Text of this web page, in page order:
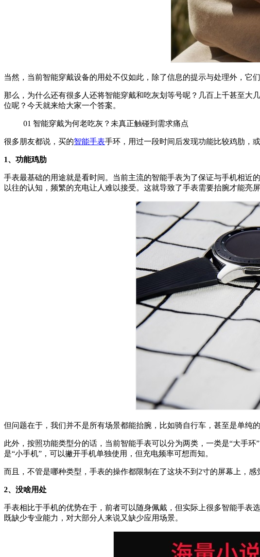
当然，当前智能穿戴设备的用处不仅如此，除了信息的提示与处理外，它
那么，为什么还有很多人还将智能穿戴和吃灰划等号呢？几百上千甚至
位呢？今天就来给大家一个答案。
01 智能穿戴为何老吃灰？未真正触碰到需求痛点
很多朋友都说，买的智能手表手环，用过一段时间后发现功能比较鸡肋，
1、功能鸡肋
手表最基础的用途就是看时间。当前主流的智能手表为了保证与手机相
以往的认知，频繁的充电让人难以接受。这就导致了手表需要抬腕才能亮屏
但问题在于，我们并不是所有场景都能抬腕，比如骑自行车，甚至是单纯
此外，按照功能类型分的话，当前智能手表可以分为两类，一类是“大手
是“小手机”，可以撇开手机单独使用，但充电频率可想而知。
而且，不管是哪种类型，手表的操作都限制在了这块不到2寸的屏幕上，感
2、没啥用处
手表相比于手机的优势在于，前者可以随身佩戴，但实际上很多智能手表
既缺少专业能力，对大部分人来说又缺少应用场景。